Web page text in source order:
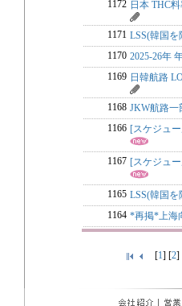
1172 日本 THC
1171 LSS(韓国を
1170 2025-26年
1169 日韓航路
1168 JKW航路一
1166 [スケジュ
1167 [スケジュ
1165 LSS(韓国を
1164 *再掲*上海
[1] [2]